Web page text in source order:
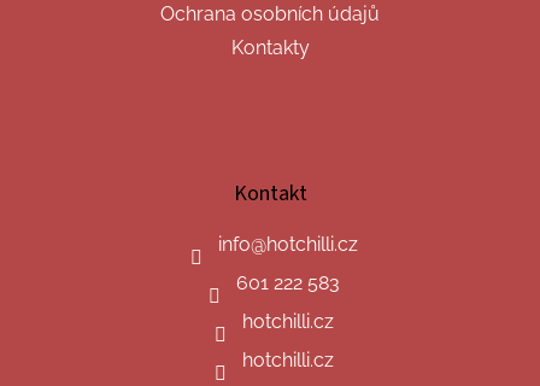
Ochrana osobních údajů
Kontakty
Kontakt
info@hotchilli.cz
601 222 583
hotchilli.cz
hotchilli.cz